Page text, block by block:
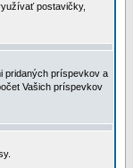
postavičky,
pridaných príspevkov a
Vašich príspevkov